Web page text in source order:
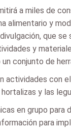
a miles de
alimentario y
que
y
conjunto de
actividades
y las
en grupo
para